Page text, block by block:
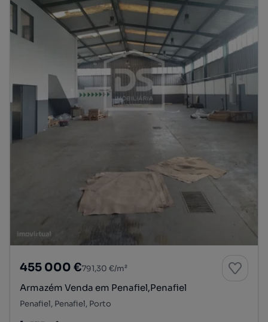
455 000 €791,30 €/m²
Armazém Venda em Penafiel,Penafiel
Penafiel, Penafiel, Porto